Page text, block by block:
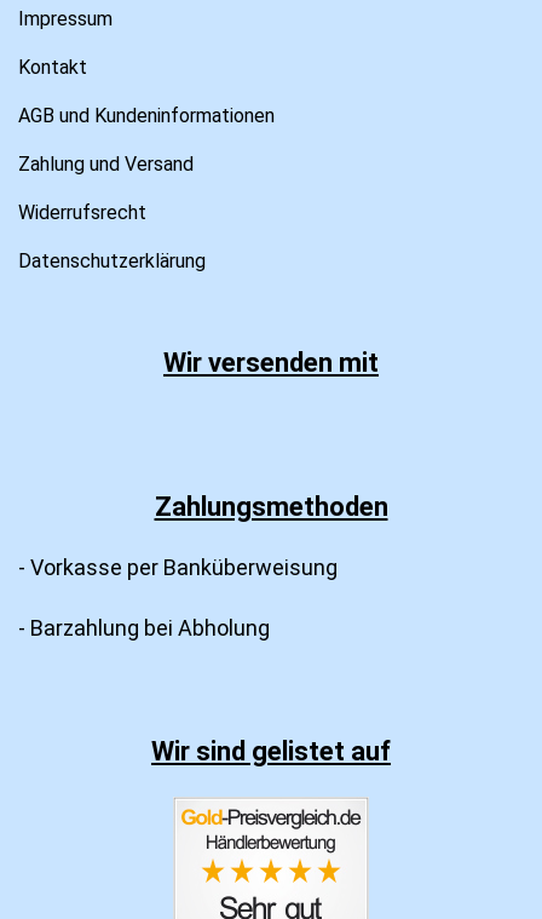
Impressum
Kontakt
AGB und Kundeninformationen
Zahlung und Versand
Widerrufsrecht
Datenschutzerklärung
Wir versenden mit
Zahlungsmethoden
- Vorkasse per Banküberweisung
- Barzahlung bei Abholung
Wir sind gelistet auf